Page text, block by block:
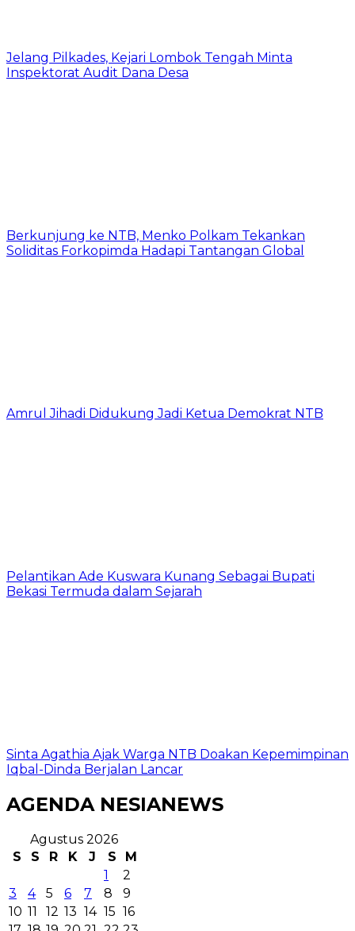
Jelang Pilkades, Kejari Lombok Tengah Minta
Inspektorat Audit Dana Desa
Berkunjung ke NTB, Menko Polkam Tekankan
Soliditas Forkopimda Hadapi Tantangan Global
Amrul Jihadi Didukung Jadi Ketua Demokrat NTB
Pelantikan Ade Kuswara Kunang Sebagai Bupati
Bekasi Termuda dalam Sejarah
Sinta Agathia Ajak Warga NTB Doakan Kepemimpinan
Iqbal-Dinda Berjalan Lancar
AGENDA NESIANEWS
Agustus 2026
S
S R K J S
M
1
2
3
4 5 6 7 8
9
10 11 12 13 14 15 16